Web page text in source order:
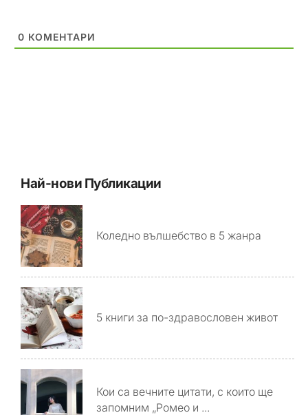
0 КОМЕНТАРИ
Най-нови Публикации
Коледно вълшебство в 5 жанра
5 книги за по-здравословен живот
Кои са вечните цитати, с които ще
запомним „Ромео и ...